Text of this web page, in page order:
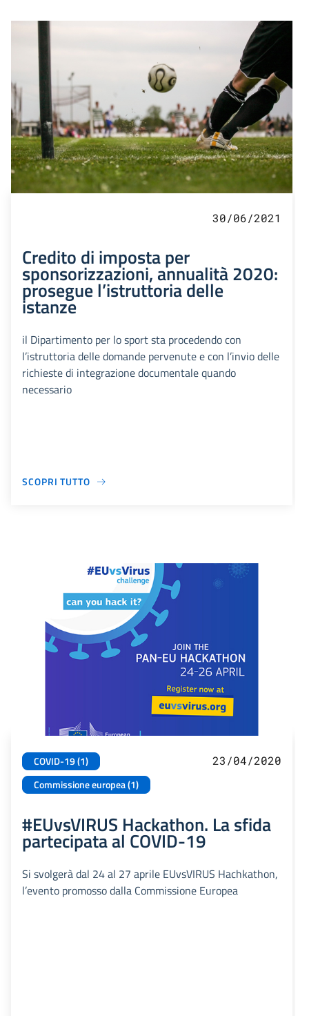
30/06/2021
Credito di imposta per
sponsorizzazioni, annualità 2020:
prosegue l’istruttoria delle
istanze
il Dipartimento per lo sport sta procedendo con
l’istruttoria delle domande pervenute e con l’invio delle
richieste di integrazione documentale quando
necessario
SCOPRI TUTTO
COVID-19 (1)
Commissione europea (1)
23/04/2020
#EUvsVIRUS Hackathon. La sfida
partecipata al COVID-19
Si svolgerà dal 24 al 27 aprile EUvsVIRUS Hachkathon,
l’evento promosso dalla Commissione Europea